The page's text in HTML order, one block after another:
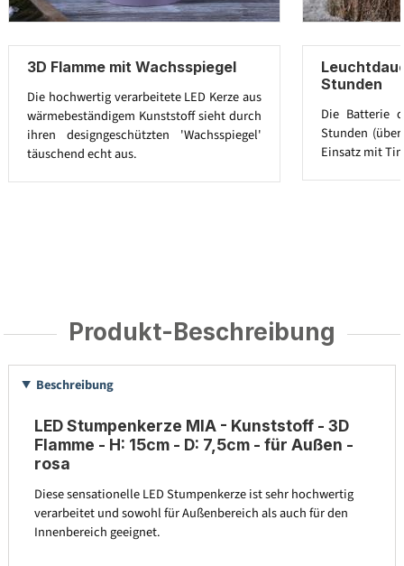
3D Flamme mit Wachsspiegel
Die hochwertig verarbeitete LED Kerze aus
wärmebeständigem Kunststoff sieht durch
ihren designgeschützten 'Wachsspiegel'
täuschend echt aus.
Stunden
Die Batterie
Stunden
Einsatz mit
Produkt-Beschreibung
Beschreibung
LED Stumpenkerze MIA - Kunststoff - 3D
Flamme - H: 15cm - D: 7,5cm - für Außen -
rosa
Diese sensationelle LED Stumpenkerze ist sehr hochwertig
verarbeitet und sowohl für Außenbereich als auch für den
Innenbereich geeignet.